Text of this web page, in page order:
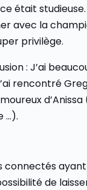
était
avec la
privilège.
: J’ai
rencontré
…).
connectés
de